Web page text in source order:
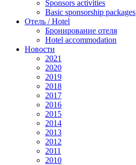
Sponsors activities
Basic sponsorship packages
Отель / Hotel
Бронирование отеля
Hotel accommodation
Новости
2021
2020
2019
2018
2017
2016
2015
2014
2013
2012
2011
2010